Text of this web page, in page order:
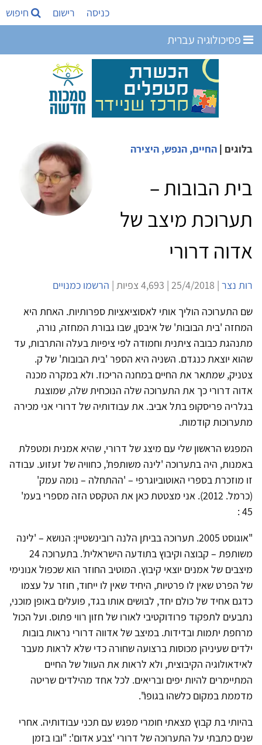
כניסה רישום חיפוש
פסיכולוגיה עברית
בלוגים | החיים, הנפש, היצירה
בית הבובות –
תערוכת מיצב של
אדוה דרורי
רות נצר | 25/4/2018 | 4,693 צפיות |
הרשמו כמנויים
שם התערוכה הוליך אותי לאסוציאציות ספרותיות. האחת היא
המחזה 'בית הבובות' של איבסן, שבו גבורת המחזה, נורה,
מתנהגת כבובה ציתנית וחמודה לפי ציפיות בעלה והתרבות, עד
שהוא יוצאת כנגדם. השניה היא הספר 'בית הבובות' של ק.
צטניק, שמתאר את החיים במחנה הריכוז. ולא במקרה מכנה
אדוה דרורי כך את התערוכה שלה הנוכחית שלה, שמוצגת
בגלריה פריסקופ בתל אביב. את עבודותיה של דרורי אני מכירה
מתערוכות קודמות.
המפגש הראשון שלי עם מיצג של דרורי, שהיא אמנית ומטפלת
באמנות, היה בתערוכה 'לינה משותפת', כחוויה של זעזוע. עבודה
זו מוזכרת בספרי האוטוביוגרפי – 'ההתחלה – נומה עמק'
(כרמל. 2012). אני מצטטת כאן את הטקסט הזה מספרי בעמ'
45 :
"אוגוסט 2005. תערוכה בביתן הלנה רובינשטיין: הנושא – 'לינה
משותפת – קבוצה וקיבוץ בתודעה הישראלית'. בתערוכה 24
מיצבים של אמנים יוצאי קיבוץ. המוטיב החוזר הוא שכפול אנונימי
של הפרט שאין לו פרטיות, היחיד שאין לו ייחוד, חוזר על עצמו
כדגם אחיד של כולם יחד, לבושים אותו בגד, פועלים באופן מוכני,
נתבעים לתפקוד פרודוקטיבי לאורו של חזון רווי פתוס. ועל הכול
מרחפת יתמות ובדידות. במיצב של אדווה דרורי נראות בובות
ילדים שעיניהן מכוסות ברצועה שחורה כדי שלא לראות מעבר
לאידאולוגיה הקיבוצית, ולא לראות את העוול של החיים
המתיימרים להיות יפים ובריאים. לכל אחד מהילדים שריטה
מדממת במקום כלשהו בגופו".
בהיותי בת קבוץ מצאתי חומרי מפגש עם תכני עבודותיה. אחרי
שנים כתבתי על התערוכה של דרורי 'צבע אדום': "ובו בזמן